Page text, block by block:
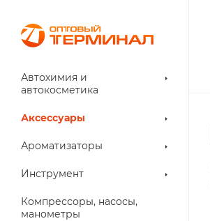
Автохимия и
автокосметика
Аксессуары
Ароматизаторы
Инструмент
Компрессоры, насосы,
манометры